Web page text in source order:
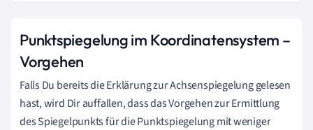
Punktspiegelung im Koordinatensystem –
Vorgehen
Falls Du bereits die Erklärung zur Achsenspiegelung gelesen
hast, wird Dir auffallen, dass das Vorgehen zur Ermittlung
des Spiegelpunkts für die Punktspiegelung mit weniger